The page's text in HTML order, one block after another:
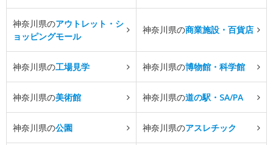
神奈川県のアウトレット・シ
ョッピングモール
神奈川県の商業施設・百貨店
神奈川県の工場見学 神奈川県の博物館・科学館
神奈川県の美術館 神奈川県の道の駅・SA/PA
神奈川県の公園 神奈川県のアスレチック